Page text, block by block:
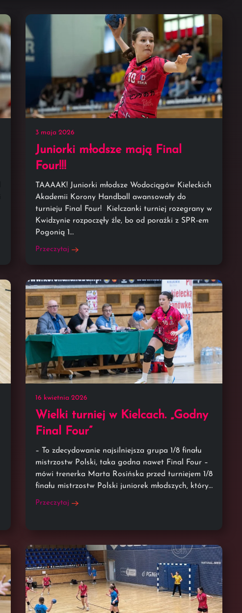
3 maja 2026
Juniorki młodsze mają Final
Four!!!
TAAAAK! Juniorki młodsze Wodociągów Kieleckich
Akademii Korony Handball awansowały do
turnieju Final Four! Kielczanki turniej rozegrany w
Kwidzynie rozpoczęły źle, bo od porażki z SPR-em
Pogonią 1…
Przeczytaj
16 kwietnia 2026
Wielki turniej w Kielcach. „Godny
Final Four”
– To zdecydowanie najsilniejsza grupa 1/8 finału
mistrzostw Polski, taka godna nawet Final Four –
mówi trenerka Marta Rosińska przed turniejem 1/8
finału mistrzostw Polski juniorek młodszych, który…
Przeczytaj